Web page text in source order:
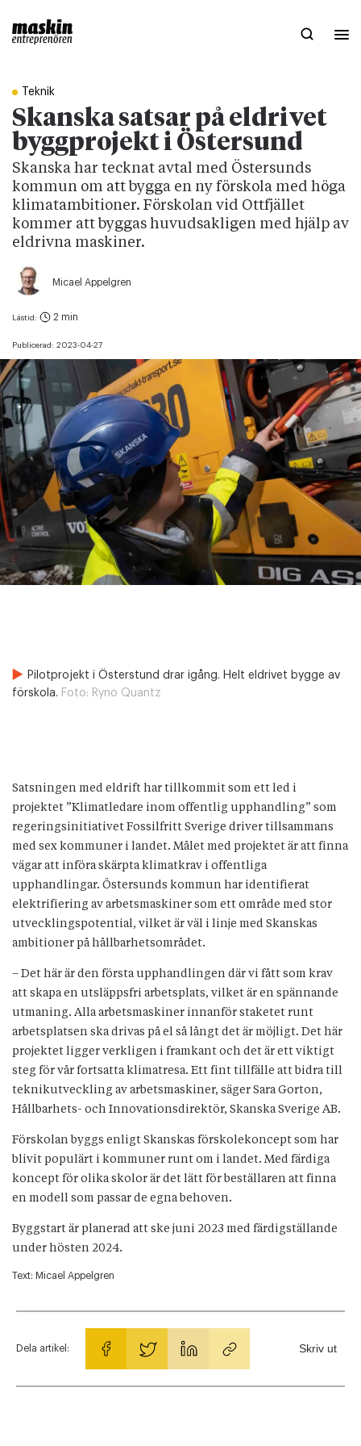
Teknik
Skanska satsar på eldrivet
byggprojekt i Östersund
Skanska har tecknat avtal med Östersunds
kommun om att bygga en ny förskola med höga
klimatambitioner. Förskolan vid Ottfjället
kommer att byggas huvudsakligen med hjälp av
eldrivna maskiner.
Micael Appelgren
Publicerad: 2023-04-27
Lästid: 2 min
Pilotprojekt i Österstund drar igång. Helt eldrivet bygge av
förskola. Foto: Ryno Quantz
Satsningen med eldrift har tillkommit som ett led i
projektet ”Klimatledare inom offentlig upphandling” som
regeringsinitiativet Fossilfritt Sverige driver tillsammans
med sex kommuner i landet. Målet med projektet är att finna
vägar att införa skärpta klimatkrav i offentliga
upphandlingar. Östersunds kommun har identifierat
elektrifiering av arbetsmaskiner som ett område med stor
utvecklingspotential, vilket är väl i linje med Skanskas
ambitioner på hållbarhetsområdet.
– Det här är den första upphandlingen där vi fått som krav
att skapa en utsläppsfri arbetsplats, vilket är en spännande
utmaning. Alla arbetsmaskiner innanför staketet runt
arbetsplatsen ska drivas på el så långt det är möjligt. Det här
projektet ligger verkligen i framkant och det är ett viktigt
steg för vår fortsatta klimatresa. Ett fint tillfälle att bidra till
teknikutveckling av arbetsmaskiner, säger Sara Gorton,
Hållbarhets- och Innovationsdirektör, Skanska Sverige AB.
Förskolan byggs enligt Skanskas förskolekoncept som har
blivit populärt i kommuner runt om i landet. Med färdiga
koncept för olika skolor är det lätt för beställaren att finna
en modell som passar de egna behoven.
Byggstart är planerad att ske juni 2023 med färdigställande
under hösten 2024.
Text: Micael Appelgren
Dela artikel: Skriv ut